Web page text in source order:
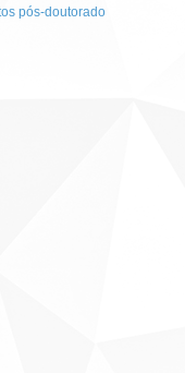
pós-doutorado